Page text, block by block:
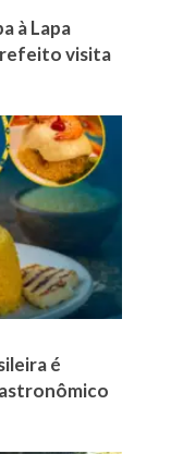
à Lapa
visita
é